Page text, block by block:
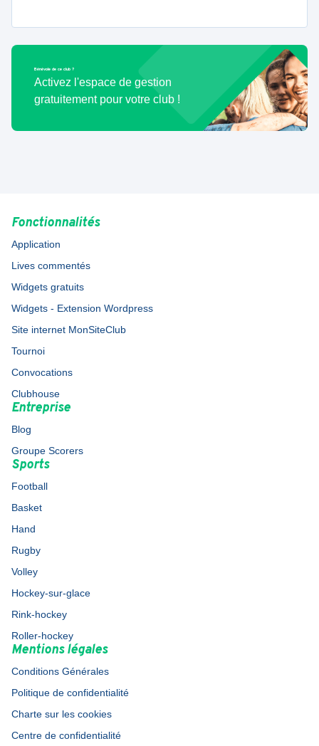
Bénévole de ce club ?
Activez l'espace de gestion
gratuitement pour votre club !
Fonctionnalités
Application
Lives commentés
Widgets gratuits
Widgets - Extension Wordpress
Site internet MonSiteClub
Tournoi
Convocations
Clubhouse
Entreprise
Blog
Groupe Scorers
Sports
Football
Basket
Hand
Rugby
Volley
Hockey-sur-glace
Rink-hockey
Roller-hockey
Mentions légales
Conditions Générales
Politique de confidentialité
Charte sur les cookies
Centre de confidentialité